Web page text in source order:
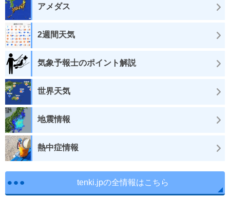
アメダス
2週間天気
気象予報士のポイント解説
世界天気
地震情報
熱中症情報
tenki.jpの全情報はこちら